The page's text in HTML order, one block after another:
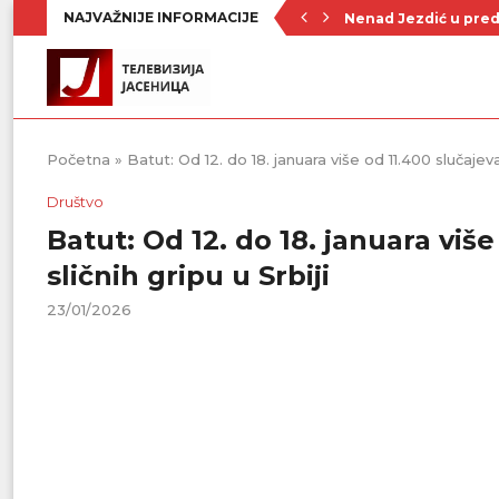
NAJVAŽNIJE INFORMACIJE Nenad Jezdić u
Početna » Batut: Od 12. do 18. januara više od 11.400
Društvo
Batut: Od 12. do 18. januara
sličnih gripu u Srbiji
23/01/2026